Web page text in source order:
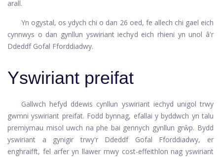
arall.
Yn ogystal, os ydych chi o dan 26 oed, fe allech chi gael eich
cynnwys o dan gynllun yswiriant iechyd eich rhieni yn unol â'r
Ddeddf Gofal Fforddiadwy.
Yswiriant preifat
Gallwch hefyd ddewis cynllun yswiriant iechyd unigol trwy
gwmni yswiriant preifat. Fodd bynnag, efallai y byddwch yn talu
premiymau misol uwch na phe bai gennych gynllun grŵp. Bydd
yswiriant a gynigir trwy'r Ddeddf Gofal Fforddiadwy, er
enghraifft, fel arfer yn llawer mwy cost-effeithlon nag yswiriant